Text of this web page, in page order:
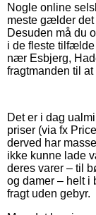
Nogle online
meste gælder det
Desuden må du
i de fleste tilfælde
nær Esbjerg,
fragtmanden til
Det er i dag
priser (via fx
derved har
ikke kunne lade
deres varer – til
og damer – helt i
fragt uden gebyr.